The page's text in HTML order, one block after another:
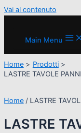
Vai al contenuto
Main Menu
Home
Prodotti
LASTRE TAVOLE
Home / LASTRE
LASTRE